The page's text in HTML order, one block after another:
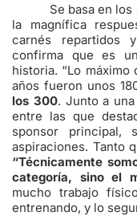
Se basa en
la magnífica
carnés repartidos
confirma que es
historia. “Lo
años fueron unos
los 300. Junto a
entre las que
sponsor principal,
aspiraciones. Tanto
“Técnicamente
categoría, sino el
mucho trabajo
entrenando, y lo